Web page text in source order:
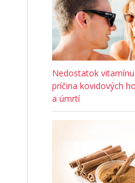
Nedostatok
príčina kovidových
a úmrtí